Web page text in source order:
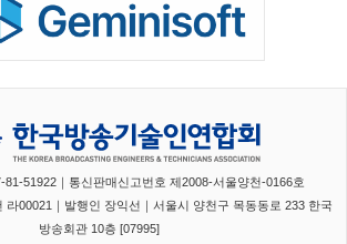
81-51922｜통신판매신고번호 제2008-서울양천-0166호
라00021｜발행인 장익선｜서울시 양천구 목동동로 233 한국
방송회관 10층 [07995]